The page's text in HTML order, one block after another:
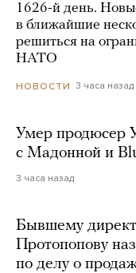
1626-й день.
в ближайшие
решиться на
НАТО
НОВОСТИ 3 часа назад
Умер продюсер
с Мадонной и
3 часа назад
Бывшему
Протопопову
по делу о